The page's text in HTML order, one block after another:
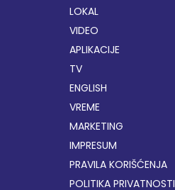
LOKAL
VIDEO
APLIKACIJE
TV
ENGLISH
VREME
MARKETING
IMPRESUM
PRAVILA KORIŠĆENJA
POLITIKA PRIVATNOSTI